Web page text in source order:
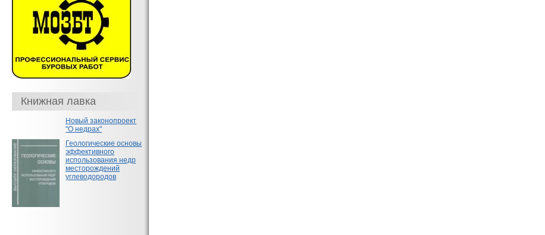
Книжная лавка
Новый законопроект
"О недрах"
Геологические основы
эффективного
использования недр
месторождений
углеводородов